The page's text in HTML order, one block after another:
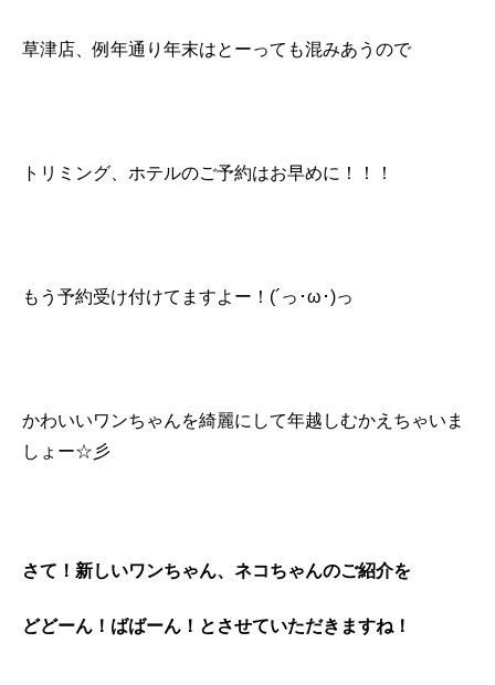
草津店、例年通り年末はとーっても混みあうので
トリミング、ホテルのご予約はお早めに！！！
もう予約受け付けてますよー！(´っ･ω･)っ
かわいいワンちゃんを綺麗にして年越しむかえちゃいま
しょー☆彡
さて！新しいワンちゃん、ネコちゃんのご紹介を
どどーん！ばばーん！とさせていただきますね！